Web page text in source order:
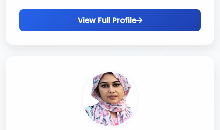
View Full Profile